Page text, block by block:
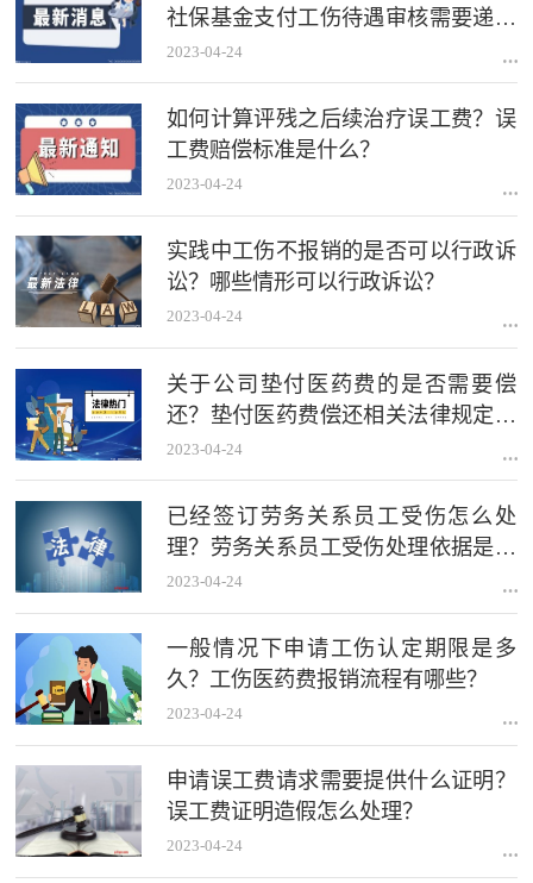
社保基金支付工伤待遇审核需要递交
哪些材料？
2023-04-24
如何计算评残之后续治疗误工费？误
工费赔偿标准是什么？
2023-04-24
实践中工伤不报销的是否可以行政诉
讼？哪些情形可以行政诉讼？
2023-04-24
关于公司垫付医药费的是否需要偿
还？垫付医药费偿还相关法律规定是
什么？
2023-04-24
已经签订劳务关系员工受伤怎么处
理？劳务关系员工受伤处理依据是什
么？
2023-04-24
一般情况下申请工伤认定期限是多
久？工伤医药费报销流程有哪些？
2023-04-24
申请误工费请求需要提供什么证明？
误工费证明造假怎么处理？
2023-04-24